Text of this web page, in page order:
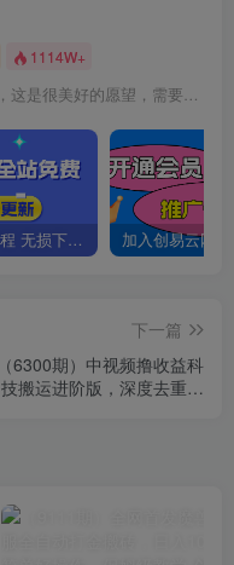
1114W+
做最好的自己并不容易，这是很美好的愿望，需要耐心、坚持和毅力
全网VIP课程 无损下载~
下一篇
（6300期）中视频撸收益科
技搬运进阶版，深度去重搬